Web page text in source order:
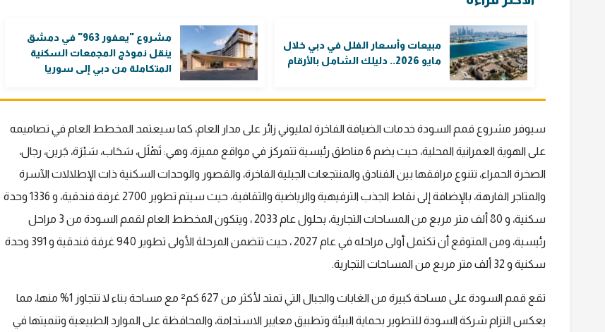
مبيعات وأسعار الفلل في دبي خلال
مايو 2026.. دليلك الشامل بالأرقام
مشروع "يعفور 963" في دمشق
ينقل نموذج المجمعات السكنية
المتكاملة من دبي إلى سوريا
سيوفر مشروع قمم السودة خدمات الضيافة الفاخرة لمليوني زائر على مدار العام، كما سيعتمد المخطط العام في تصاميمه
على الهوية العمرانية المحلية، حيث يضم 6 مناطق رئيسية تتمركز في مواقع مميزة، وهي: تَهْلَل، سَحَاب، سَبْرَة، جَرين، رجال،
الصخرة الحمراء، تتنوع مرافقها بين الفنادق والمنتجعات الجبلية الفاخرة، والقصور والوحدات السكنية ذات الإطلالات الآسرة
والمتاجر الفارهة، بالإضافة إلى نقاط الجذب الترفيهية والرياضية والثقافية، حيث سيتم تطوير 2700 غرفة فندقية، و 1336 وحدة
سكنية، و 80 ألف متر مربع من المساحات التجارية، بحلول عام 2033 ، ويتكون المخطط العام لقمم السودة من 3 مراحل
رئيسية، ومن المتوقع أن تكتمل أولى مراحله في عام 2027 ، حيث تتضمن المرحلة الأولى تطوير 940 غرفة فندقية و 391 وحدة
سكنية و 32 ألف متر مربع من المساحات التجارية.
تقع قمم السودة على مساحة كبيرة من الغابات والجبال التي تمتد لأكثر من 627 كم² مع مساحة بناء لا تتجاوز 1% منها، مما
يعكس التزام شركة السودة للتطوير بحماية البيئة وتطبيق معايير الاستدامة، والمحافظة على الموارد الطبيعية وتنميتها في